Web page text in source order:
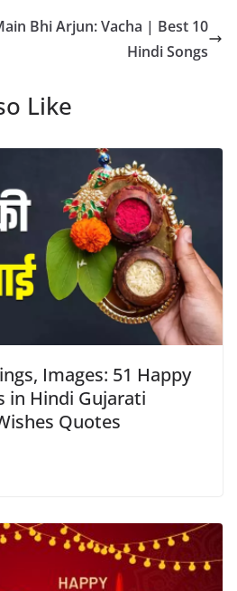
Bhi Arjun: Vacha | Best 10
Hindi Songs
Like
Images: 51 Happy
in Hindi Gujarati
Quotes